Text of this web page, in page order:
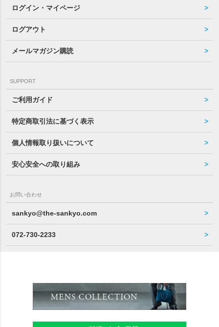
ログイン・マイページ
ログアウト
メールマガジン購読
SUPPORT
ご利用ガイド
特定商取引法に基づく表示
個人情報取り扱いについて
安心安全への取り組み
お問い合わせ
sankyo@the-sankyo.com
072-730-2233